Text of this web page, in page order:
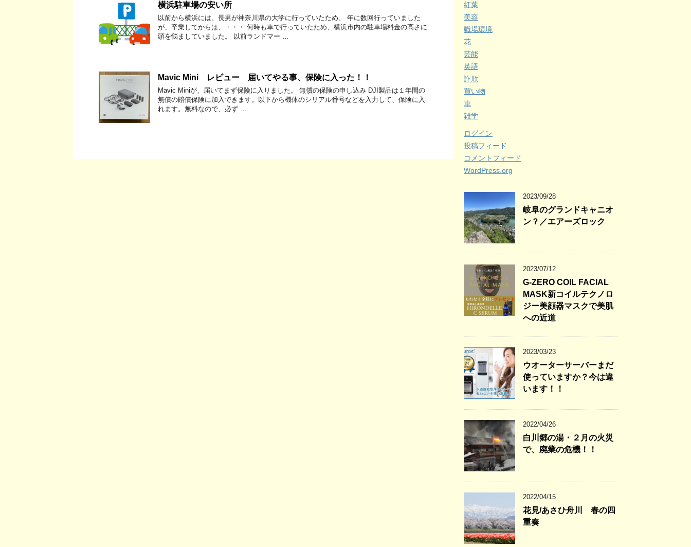
横浜駐車場の安い所
以前から横浜には、長男が神奈川県の大学に行っていたため、 年に数回行っていました
が、卒業してからは、・・・ 何時も車で行っていたため、横浜市内の駐車場料金の高さに
頭を悩ましていました。 以前ランドマー …
Mavic Mini レビュー 届いてやる事、保険に入った！！
Mavic Miniが、届いてまず保険に入りました。 無償の保険の申し込み DJI製品は１年間の
無償の賠償保険に加入できます。以下から機体のシリアル番号などを入力して、保険に入
れます。無料なので、必ず …
紅葉
美容
職場環境
花
芸能
英語
詐欺
買い物
車
雑学
ログイン
投稿フィード
コメントフィード
WordPress.org
2023/09/28
岐阜のグランドキャニオ
ン？／エアーズロック
2023/07/12
G-ZERO COIL FACIAL
MASK新コイルテクノロ
ジー美顔器マスクで美肌
への近道
2023/03/23
ウオーターサーバーまだ
使っていますか？今は違
います！！
2022/04/26
白川郷の湯・２月の火災
で、廃業の危機！！
2022/04/15
花見/あさひ舟川 春の四
重奏